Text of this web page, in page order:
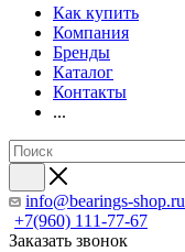
Как купить
Компания
Бренды
Каталог
Контакты
...
info@bearings-shop.ru
+7(960) 111-77-67
Заказать звонок